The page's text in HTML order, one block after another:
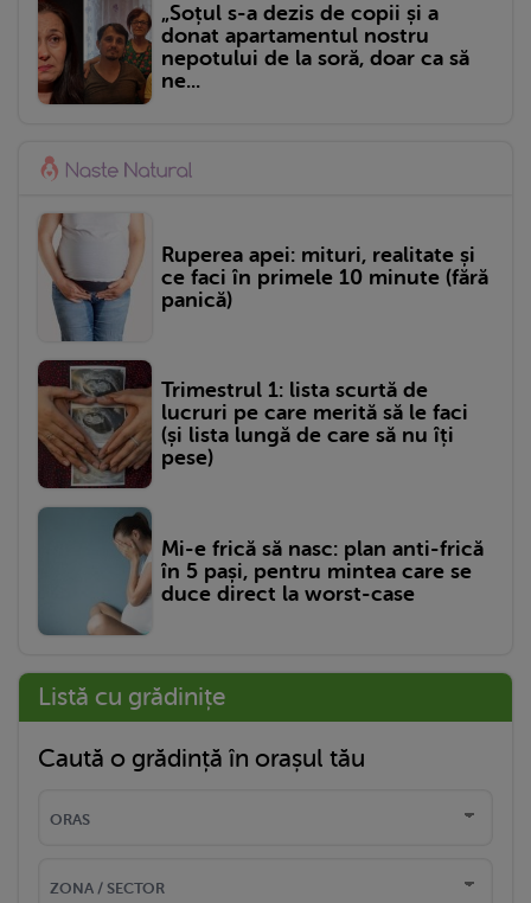
„Soțul s-a dezis de copii și a
donat apartamentul nostru
nepotului de la soră, doar ca să
ne...
Ruperea apei: mituri, realitate și
ce faci în primele 10 minute (fără
panică)
Trimestrul 1: lista scurtă de
lucruri pe care merită să le faci
(și lista lungă de care să nu îți
pese)
Mi-e frică să nasc: plan anti-frică
în 5 pași, pentru mintea care se
duce direct la worst-case
Listă cu grădinițe
Caută o grădință în orașul tău